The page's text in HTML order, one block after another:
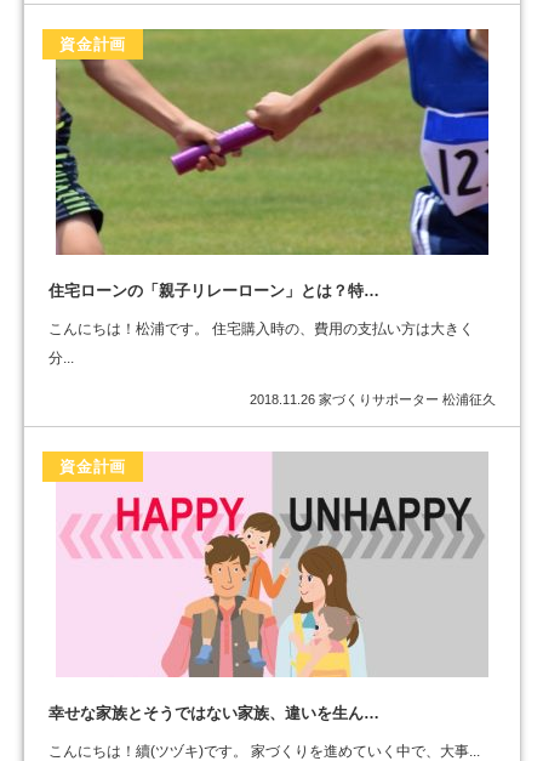
資金計画
住宅ローンの「親子リレーローン」とは？特…
こんにちは！松浦です。 住宅購入時の、費用の支払い方は大きく
分...
2018.11.26 家づくりサポーター 松浦征久
資金計画
幸せな家族とそうではない家族、違いを生ん…
こんにちは！續(ツヅキ)です。 家づくりを進めていく中で、大事...